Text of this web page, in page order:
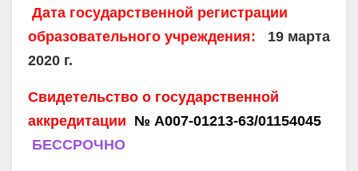
Дата государственной регистрации
образовательного учреждения:
19 марта
2020 г.
Свидетельство о государственной
аккредитации № А007-01213-63/01154045
БЕССРОЧНО